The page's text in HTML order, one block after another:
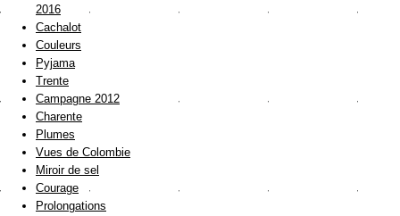
2016
Cachalot
Couleurs
Pyjama
Trente
Campagne 2012
Charente
Plumes
Vues de Colombie
Miroir de sel
Courage
Prolongations